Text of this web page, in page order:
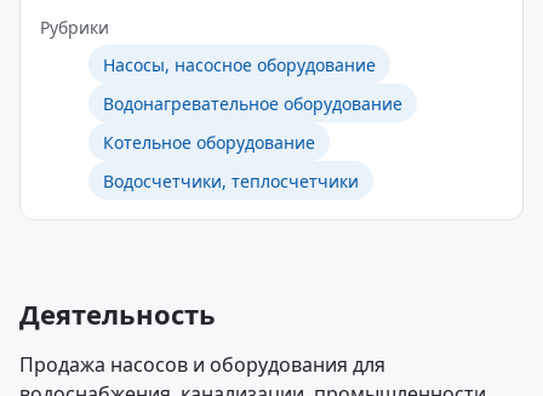
Рубрики
Насосы, насосное оборудование
Водонагревательное оборудование
Котельное оборудование
Водосчетчики, теплосчетчики
Деятельность
Продажа насосов и оборудования для